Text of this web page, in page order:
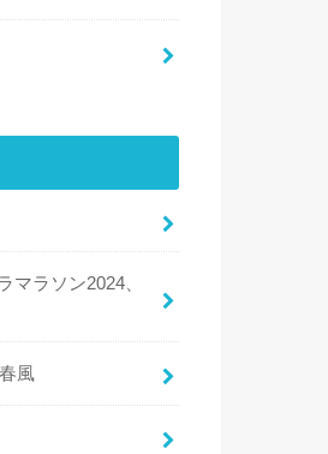
マラソン2024、
風